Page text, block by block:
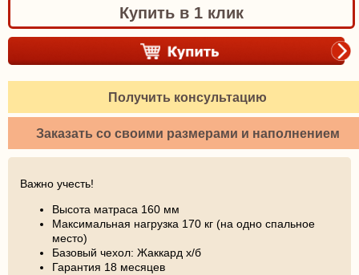
Купить в 1 клик
Получить консультацию
Заказать со своими размерами и наполнением
Важно учесть!
Высота матраса 160 мм
Максимальная нагрузка 170 кг (на одно спальное
место)
Базовый чехол: Жаккард х/б
Гарантия 18 месяцев